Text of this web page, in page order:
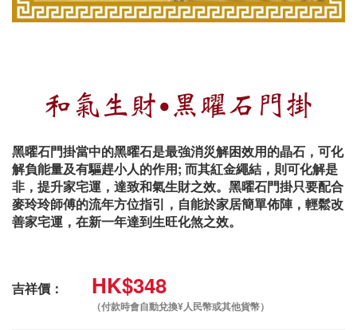
和氣生財‧黑曜石門掛
黑曜石門掛當中的黑曜石是最強消災解困效用的晶石，可化
解負能量及有驅趕小人的作用; 而其紅金繩結，則可化解是
非，提升家宅運，達致和氣生財之效。黑曜石門掛只要配合
麥玲玲師傅的流年方位指引，自能於家居簡單佈陣，輕鬆改
善家宅運，在新一年達到生旺化煞之效。
吉祥價： HK$348
（付款時會自動兌換¥人民幣或其他貨幣）